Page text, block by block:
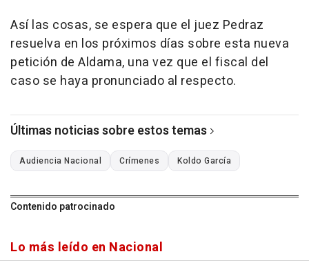
Así las cosas, se espera que el juez Pedraz
resuelva en los próximos días sobre esta nueva
petición de Aldama, una vez que el fiscal del
caso se haya pronunciado al respecto.
Últimas noticias sobre estos temas
Audiencia Nacional Crímenes Koldo García
Contenido patrocinado
Lo más leído en Nacional